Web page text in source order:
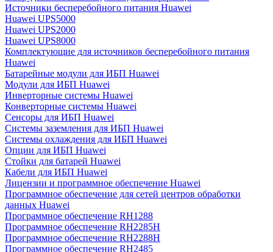
Источники бесперебойного питания Huawei
Huawei UPS5000
Huawei UPS2000
Huawei UPS8000
Комплектующие для источников бесперебойного питания
Huawei
Батарейные модули для ИБП Huawei
Модули для ИБП Huawei
Инверторные системы Huawei
Конверторные системы Huawei
Сенсоры для ИБП Huawei
Системы заземления для ИБП Huawei
Системы охлаждения для ИБП Huawei
Опции для ИБП Huawei
Стойки для батарей Huawei
Кабели для ИБП Huawei
Лицензии и программное обеспечение Huawei
Программное обеспечение для сетей центров обработки
данных Huawei
Программное обеспечение RH1288
Программное обеспечение RH2285H
Программное обеспечение RH2288H
Программное обеспечение RH2485